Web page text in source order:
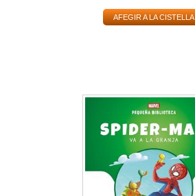
AFEGIR A LA CISTELLA